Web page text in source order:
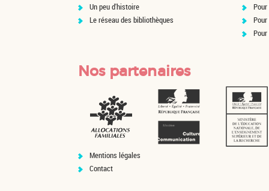
Un peu d'histoire
Le réseau des bibliothèques
Nos partenaires
Mentions légales
Contact